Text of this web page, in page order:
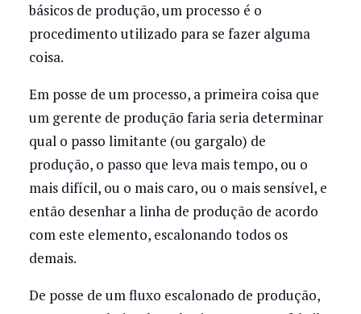
básicos de produção, um processo é o
procedimento utilizado para se fazer alguma
coisa.
Em posse de um processo, a primeira coisa que
um gerente de produção faria seria determinar
qual o passo limitante (ou gargalo) de
produção, o passo que leva mais tempo, ou o
mais difícil, ou o mais caro, ou o mais sensível, e
então desenhar a linha de produção de acordo
com este elemento, escalonando todos os
demais.
De posse de um fluxo escalonado de produção,